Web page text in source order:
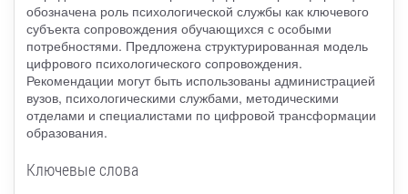
обозначена роль психологической службы как ключевого
субъекта сопровождения обучающихся с особыми
потребностями. Предложена структурированная модель
цифрового психологического сопровождения.
Рекомендации могут быть использованы администрацией
вузов, психологическими службами, методическими
отделами и специалистами по цифровой трансформации
образования.
Ключевые слова